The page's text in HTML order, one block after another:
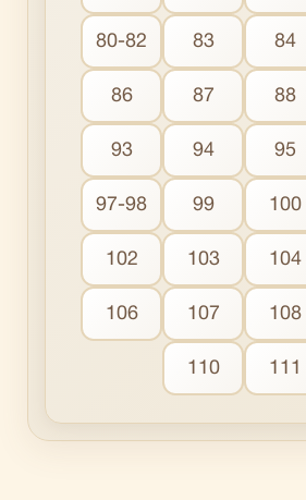
80-82 83 84
86 87 88
93 94 95
97-98 99 100
102 103 104
106 107 108
110 111